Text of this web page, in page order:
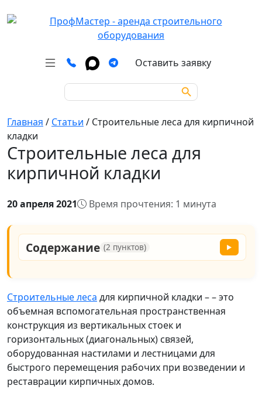
Search
for:
Search Button
Оставить заявку
Главная / Статьи / Строительные леса для кирпичной
кладки
Строительные леса для
кирпичной кладки
20 апреля 2021 Время прочтения: 1 минута
Содержание (2 пунктов) ▶
Строительные леса для кирпичной кладки – – это
объемная вспомогательная пространственная
конструкция из вертикальных стоек и
горизонтальных (диагональных) связей,
оборудованная настилами и лестницами для
быстрого перемещения рабочих при возведении и
реставрации кирпичных домов.